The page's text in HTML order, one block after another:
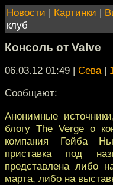
Новости | Картинки |
клуб
Консоль от Valve
06.03.12 01:49 | Сева|
Сообщают:
Анонимные
блогу The Verge о
компания Гейба
приставка под
представлена либо
марта, либо на